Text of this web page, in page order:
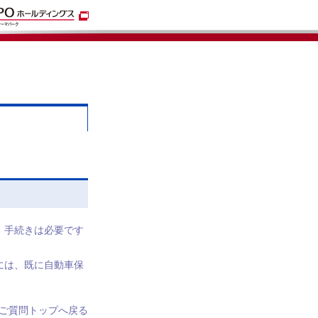
手続きは必要です
は、既に自動車保
質問トップへ戻る